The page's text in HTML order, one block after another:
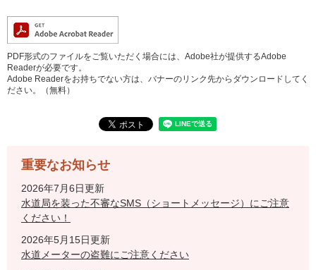
PDF形式のファイルをご覧いただく場合には、Adobe社が提供するAdobe
Readerが必要です。
Adobe Readerをお持ちでない方は、バナーのリンク先からダウンロードしてく
ださい。（無料）
重要なお知らせ
2026年7月6日更新
水道局を装った不審なSMS（ショートメッセージ）にご注意
ください！
2026年5月15日更新
水道メーターの盗難にご注意ください